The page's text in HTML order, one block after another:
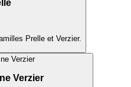
Prelle et Verzier.
Verzier